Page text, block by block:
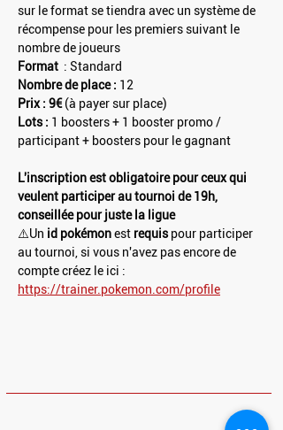
sur le format se tiendra avec un système de
récompense pour les premiers suivant le
nombre de joueurs
Format : Standard
Nombre de place : 12
Prix : 9€ (à payer sur place)
Lots : 1 boosters + 1 booster promo /
participant + boosters pour le gagnant
L'inscription est obligatoire pour ceux qui
veulent participer au tournoi de 19h,
conseillée pour juste la ligue
⚠️Un id pokémon est requis pour participer
au tournoi, si vous n'avez pas encore de
compte créez le ici :
https://trainer.pokemon.com/profile